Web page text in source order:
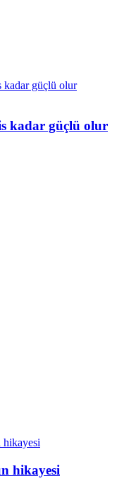
kadar güçlü olur
kadar güçlü olur
hikayesi
hikayesi